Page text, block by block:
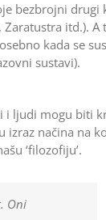
bezbrojni drugi
itd.). A
kada se
sustavi).
i ljudi mogu biti
izraz načina na
‘filozofiju’.
Oni